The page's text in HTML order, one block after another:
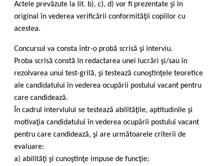
Actele prevăzute la lit. b), c), d) vor fi prezentate şi în
original în vederea verificării conformităţii copiilor cu
acestea.
Concursul va consta într-o probă scrisă şi interviu.
Proba scrisă constă în redactarea unei lucrări şi/sau în
rezolvarea unui test-grilă, şi testează cunoştinţele teoretice
ale candidatului în vederea ocupării postului vacant pentru
care candidează.
În cadrul interviului se testează abilităţile, aptitudinile şi
motivaţia candidatului în vederea ocupării postului vacant
pentru care candidează, şi are următoarele criterii de
evaluare:
a) abilităţi şi cunoştinţe impuse de funcţie;